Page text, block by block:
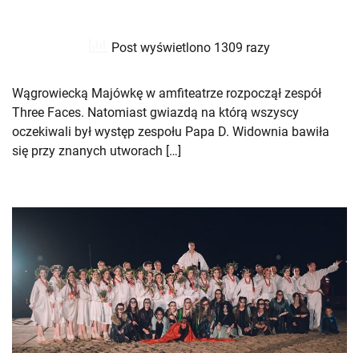
Post wyświetlono 1309 razy
Wągrowiecką Majówkę w amfiteatrze rozpoczął zespół
Three Faces. Natomiast gwiazdą na którą wszyscy
oczekiwali był występ zespołu Papa D. Widownia bawiła
się przy znanych utworach […]